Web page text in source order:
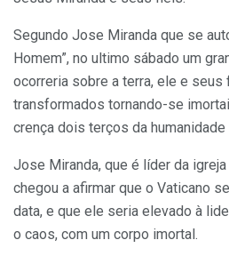
Segundo Jose Miranda que se
Homem”, no ultimo sábado um
ocorreria sobre a terra, ele e
transformados tornando-se
crença dois terços da
Jose Miranda, que é líder da
chegou a afirmar que o Vaticano
data, e que ele seria elevado à
o caos, com um corpo imortal.